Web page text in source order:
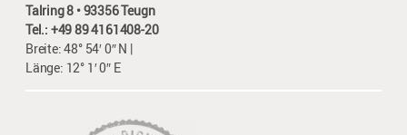
Talring 8 • 93356 Teugn
Tel.: +49 89 4161408-20
Breite: 48° 54′ 0″ N |
Länge: 12° 1′ 0″ E